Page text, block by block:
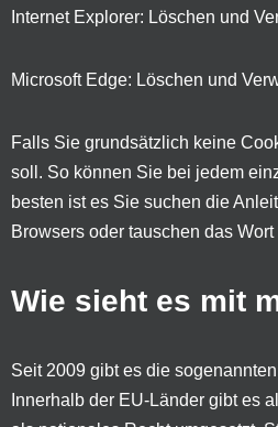
Internet Explorer: Löschen und
Microsoft Edge: Löschen und
Falls Sie grundsätzlich keine
soll. So können Sie bei jedem
besten ist es Sie suchen die
Browsers oder tauschen das
Wie sieht es mit
Seit 2009 gibt es die
Innerhalb der EU-Länder gibt es